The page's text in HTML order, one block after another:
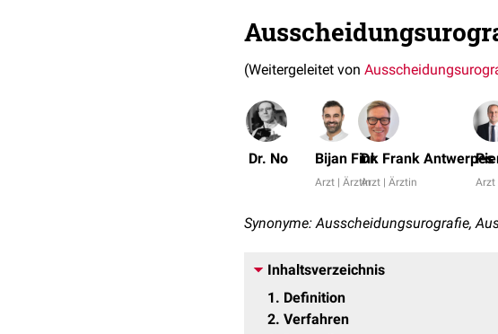
(Weitergeleitet von
Dr. No Bijan Fink
Arzt | Ärztin
Dr. Frank Antwerpes
Arzt | Ärztin Arzt
Synonyme: Ausscheidungsurografie,
Inhaltsverzeichnis
1
Definition
2 Verfahren